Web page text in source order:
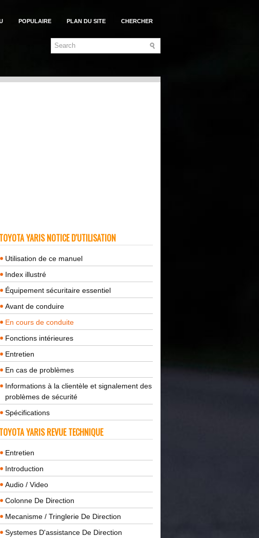
POPULAIRE PLAN DU SITE CHERCHER
TOYOTA YARIS NOTICE D'UTILISATION
Utilisation de ce manuel
Index illustré
Équipement sécuritaire essentiel
Avant de conduire
En cours de conduite
Fonctions intérieures
Entretien
En cas de problèmes
Informations à la clientèle et signalement des
problèmes de sécurité
Spécifications
TOYOTA YARIS REVUE TECHNIQUE
Entretien
Introduction
Audio / Video
Colonne De Direction
Mecanisme / Tringlerie De Direction
Systemes D'assistance De Direction